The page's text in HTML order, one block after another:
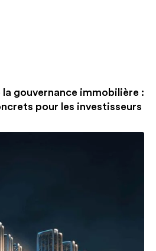
gouvernance immobilière :
pour les investisseurs